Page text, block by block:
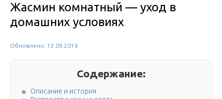
Жасмин комнатный — уход в
домашних условиях
Обновлено: 13.09.2019
Содержание:
Описание и история